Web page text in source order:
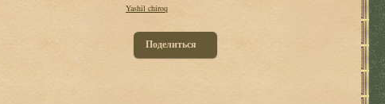
Yashil chiroq
Поделиться